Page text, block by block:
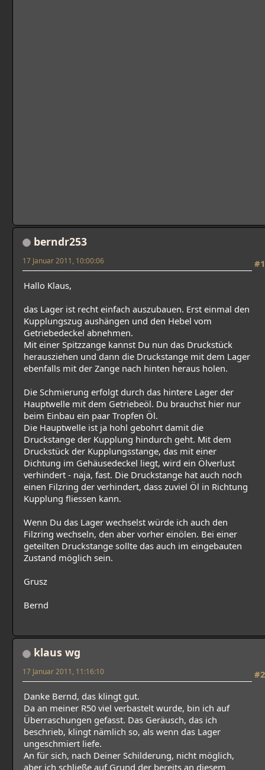
berndr253
#1
17 Januar 2011, 10:00:06
Hallo Klaus,
das Lager ist recht einfach auszubauen. Erst einmal den
Kupplungszug aushängen und den Hebel vom
Getriebedeckel abnehmen.
Mit einer Spitzzange kannst Du nun das Druckstück
herausziehen und dann die Druckstange mit dem Lager
ebenfalls mit der Zange nach hinten heraus holen.
Die Schmierung erfolgt durch das hintere Lager der
Hauptwelle mit dem Getriebeöl. Du brauchst hier nur
beim Einbau ein paar Tropfen Öl.
Die Hauptwelle ist ja hohl gebohrt damit die
Druckstange der Kupplung hindurch geht. Mit dem
Druckstück der Kupplungsstange, das mit einer
Dichtung im Gehäusedeckel liegt, wird ein Ölverlust
verhindert - naja, fast. Die Druckstange hat auch noch
einen Filzring der verhindert, dass zuviel Öl in Richtung
Kupplung fliessen kann.
Wenn Du das Lager wechselst würde ich auch den
Filzring wechseln, den aber vorher einölen. Bei einer
geteilten Druckstange sollte das auch im eingebauten
Zustand möglich sein.
Grusz
Bernd
klaus wg
#2
17 Januar 2011, 11:16:10
Danke Bernd, das klingt gut.
Da an meiner R50 viel verbastelt wurde, bin ich auf
Überraschungen gefasst. Das Geräusch, das ich
beschrieb, klingt nämlich so, als wenn das Lager
ungeschmiert liefe.
An für sich, nach Deiner Schilderung, nicht möglich,
aber ich schließe auf Grund der bereits an diesem